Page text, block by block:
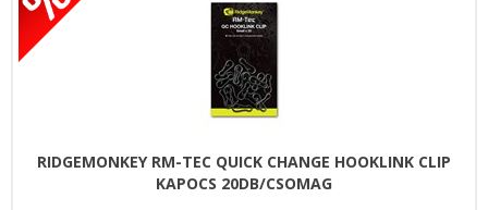
RIDGEMONKEY RM-TEC QUICK CHANGE HOOKLINK CLIP
KAPOCS 20DB/CSOMAG